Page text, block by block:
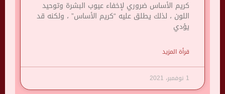
كريم الأساس ضروري لإخفاء عيوب البشرة وتوحيد
اللون ، لذلك يطلق عليه “كريم الأساس” ، ولكنه قد
يؤدي
قرأة المزيد
1 نوفمبر، 2021